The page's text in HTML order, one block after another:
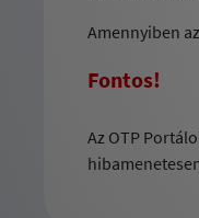
Amennyiben
Fontos!
Az OTP